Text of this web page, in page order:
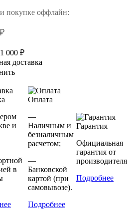
покупке оффлайн:
000 ₽
доставка
и
в
Оплата
—
Наличным и
безналичным
расчетом;
—
Банковской
картой (при
самовывозе).
Подробнее
Гарантия
Официальная
гарантия от
производителя
Подробнее